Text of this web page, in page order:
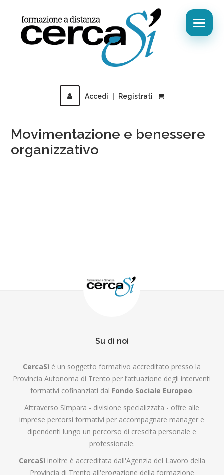
Accedi Registrati
Movimentazione e benessere
organizzativo
Su di noi
CercaSì è un soggetto formativo accreditato presso la
Provincia Autonoma di Trento per l’attuazione degli interventi
formativi cofinanziati dal Fondo Sociale Europeo.
Attraverso Sìmpara - divisione specializzata - offre alle
imprese percorsi formativi per accompagnare manager e
dipendenti lungo un percorso di crescita personale e
professionale.
CercaSì inoltre è accreditata dall'Agenzia del Lavoro della
Provincia di Trento all'erogazione della formazione